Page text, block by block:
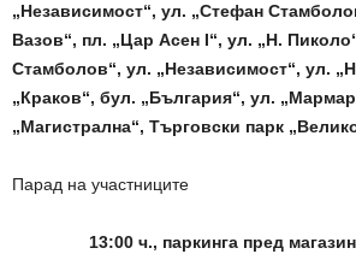
„Независимост“, ул. „Стефан
Вазов“, пл. „Цар Асен I“, ул. „Н.
Стамболов“, ул. „Независимост“, ул.
„Краков“, бул. „България“, ул.
„Магистрална“, Търговски парк
Парад на участниците
13:00 ч., паркинга пред магазин